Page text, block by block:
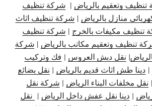
وتعقيم بالرياض | شركة تنظيف
منازل بالرياض | شركة تنظيف اثاث
تنظيف مكيفات بالخرج | شركة تنظيف
تنظيف وتعقيم مكاتب بالرياض | شركة
| نقل دبش العروس | فك وتركيب
| دينا طش اثاث قديم بالرياض | نقل بضائع
| نقل مخلفات البناء الرياض | شركة نقل
|دينا نقل عفش داخل الرياض | نقل